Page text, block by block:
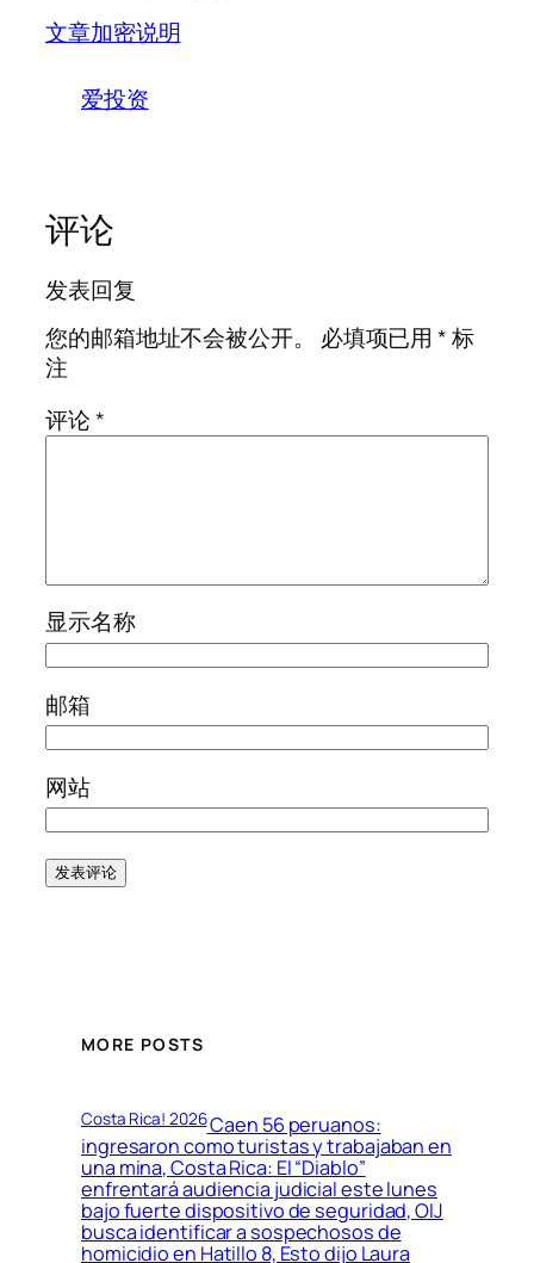
文章加密说明
爱投资
评论
发表回复
您的邮箱地址不会被公开。
必填项已用*标
注
评论*
显示名称
邮箱
网站
MORE POSTS
Costa Rica! 2026Caen 56 peruanos:
ingresaron como turistas y trabajaban en
una mina, Costa Rica: El “Diablo”
enfrentará audiencia judicial este lunes
bajo fuerte dispositivo de seguridad, OIJ
busca identificar a sospechosos de
homicidio en Hatillo 8, Esto dijo Laura